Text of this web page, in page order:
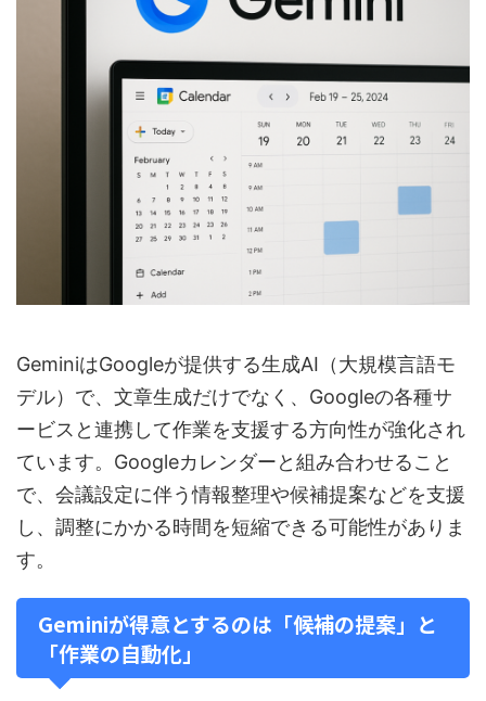
GeminiはGoogleが提供する生成AI（大規模言語モ
デル）で、文章生成だけでなく、Googleの各種サ
ービスと連携して作業を支援する方向性が強化され
ています。Googleカレンダーと組み合わせること
で、会議設定に伴う情報整理や候補提案などを支援
し、調整にかかる時間を短縮できる可能性がありま
す。
Geminiが得意とするのは「候補の提案」と
「作業の自動化」